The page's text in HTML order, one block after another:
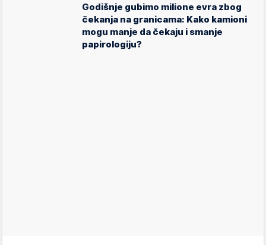
Godišnje gubimo milione evra zbog
čekanja na granicama: Kako kamioni
mogu manje da čekaju i smanje
papirologiju?